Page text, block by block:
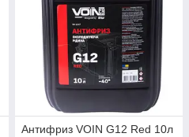
Антифриз VOIN G12 Red 10л